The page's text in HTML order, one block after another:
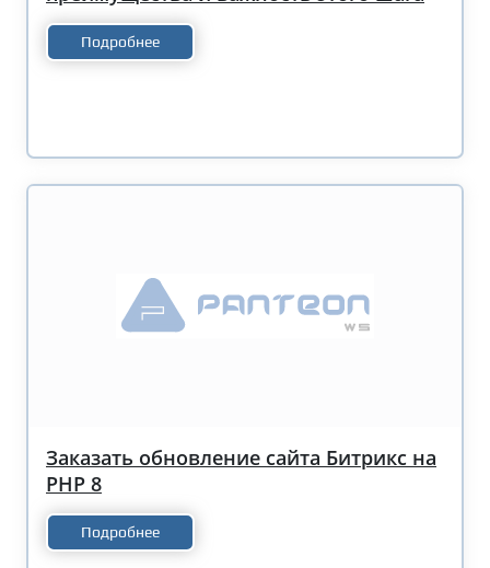
Подробнее
Заказать обновление сайта Битрикс на
PHP 8
Подробнее